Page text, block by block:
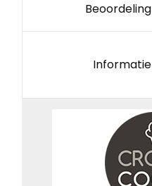
Beoordeling
Informatie